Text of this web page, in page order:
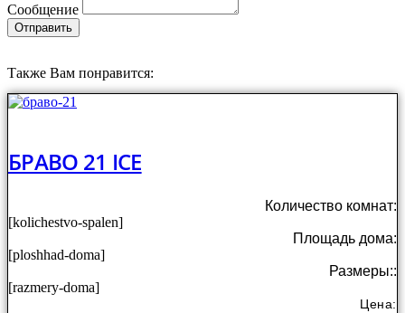
Сообщение
Отправить
Также Вам понравится:
БРАВО 21 ICE
Количество комнат:
[kolichestvo-spalen]
Площадь дома:
[ploshhad-doma]
Размеры::
[razmery-doma]
Цена: